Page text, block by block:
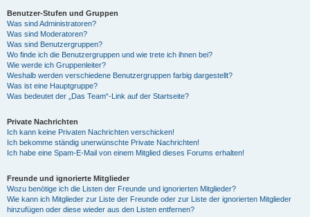
Benutzer-Stufen und Gruppen
Was sind Administratoren?
Was sind Moderatoren?
Was sind Benutzergruppen?
Wo finde ich die Benutzergruppen und wie trete ich ihnen bei?
Wie werde ich Gruppenleiter?
Weshalb werden verschiedene Benutzergruppen farbig dargestellt?
Was ist eine Hauptgruppe?
Was bedeutet der „Das Team“-Link auf der Startseite?
Private Nachrichten
Ich kann keine Privaten Nachrichten verschicken!
Ich bekomme ständig unerwünschte Private Nachrichten!
Ich habe eine Spam-E-Mail von einem Mitglied dieses Forums erhalten!
Freunde und ignorierte Mitglieder
Wozu benötige ich die Listen der Freunde und ignorierten Mitglieder?
Wie kann ich Mitglieder zur Liste der Freunde oder zur Liste der ignorierten Mitglieder
hinzufügen oder diese wieder aus den Listen entfernen?